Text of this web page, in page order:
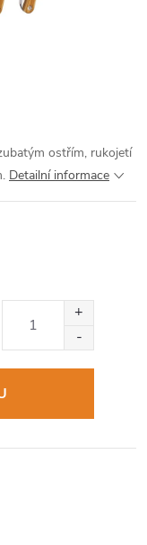
ostřím, rukojetí
Detailní informace